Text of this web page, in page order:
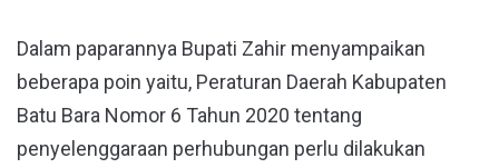
Dalam paparannya Bupati Zahir menyampaikan
beberapa poin yaitu, Peraturan Daerah Kabupaten
Batu Bara Nomor 6 Tahun 2020 tentang
penyelenggaraan perhubungan perlu dilakukan